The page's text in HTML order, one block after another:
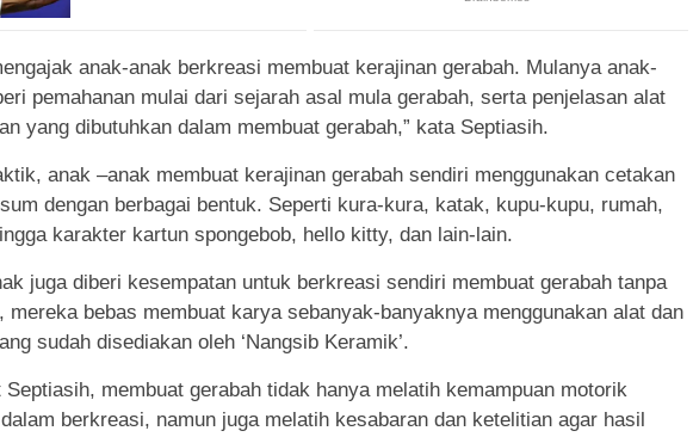
anak-anak berkreasi membuat kerajinan gerabah. Mulanya anak-
pemahanan mulai dari sejarah asal mula gerabah, serta penjelasan alat
yang dibutuhkan dalam membuat gerabah,” kata Septiasih.
anak –anak membuat kerajinan gerabah sendiri menggunakan cetakan
dengan berbagai bentuk. Seperti kura-kura, katak, kupu-kupu, rumah,
karakter kartun spongebob, hello kitty, dan lain-lain.
juga diberi kesempatan untuk berkreasi sendiri membuat gerabah tanpa
mereka bebas membuat karya sebanyak-banyaknya menggunakan alat dan
sudah disediakan oleh ‘Nangsib Keramik’.
Septiasih, membuat gerabah tidak hanya melatih kemampuan motorik
berkreasi, namun juga melatih kesabaran dan ketelitian agar hasil